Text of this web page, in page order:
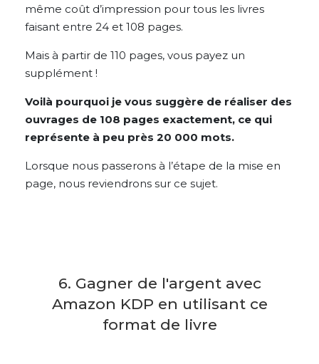
même coût d’impression pour tous les livres
faisant entre 24 et 108 pages.
Mais à partir de 110 pages, vous payez un
supplément !
Voilà pourquoi je vous suggère de réaliser des
ouvrages de 108 pages exactement, ce qui
représente à peu près 20 000 mots.
Lorsque nous passerons à l’étape de la mise en
page, nous reviendrons sur ce sujet.
6. Gagner de l'argent avec
Amazon KDP en utilisant ce
format de livre